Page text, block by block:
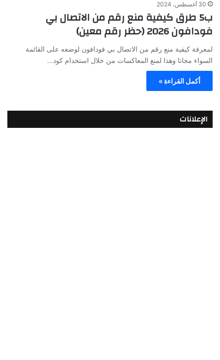
30 أغسطس، 2024
ب5 طرق كيفية منع رقم من الاتصال بي
فودافون 2026 (حظر رقم معين)
لمعرفة كيفية منع رقم من الاتصال بي فودافون لوضعه على القائمة
السواء مجانا وهذا لمنع المعاكسات من خلال استخدام كود…
أكمل القراءة »
الإعلانات